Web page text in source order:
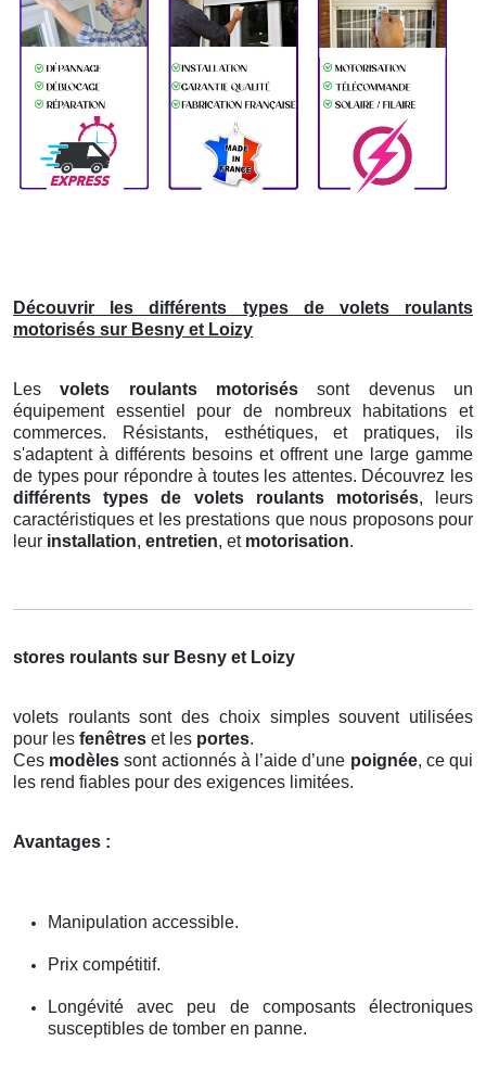
Découvrir les différents types de volets roulants
motorisés sur Besny et Loizy
Lesvolets roulants motorisés sont devenus un
équipement essentiel pour de nombreux habitations et
commerces. Résistants, esthétiques, et pratiques, ils
s'adaptent à différents besoins et offrent une large gamme
de types pour répondre à toutes les attentes. Découvrez les
différents types de volets roulants motorisés, leurs
caractéristiques et les prestations que nous proposons pour
leur installation, entretien, et motorisation.
stores roulants sur Besny et Loizy
volets roulants sont des choix simples souvent utilisées
pour les fenêtres et les portes.
Ces modèles sont actionnés à l’aide d’une poignée, ce qui
les rend fiables pour des exigences limitées.
Avantages :
Manipulation accessible.
Prix compétitif.
Longévité avec peu de composants électroniques
susceptibles de tomber en panne.